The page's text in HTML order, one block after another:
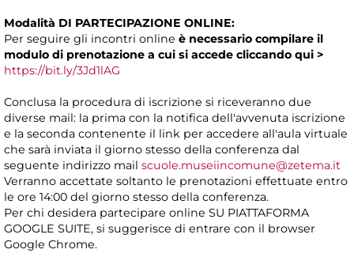
Modalità DI PARTECIPAZIONE ONLINE:
Per seguire gli incontri online è necessario compilare il
modulo di prenotazione a cui si accede cliccando qui >
https://bit.ly/3Jd1lAG
Conclusa la procedura di iscrizione si riceveranno due
diverse mail: la prima con la notifica dell'avvenuta iscrizione
e la seconda contenente il link per accedere all'aula virtuale
che sarà inviata il giorno stesso della conferenza dal
seguente indirizzo mail scuole.museiincomune@zetema.it
Verranno accettate soltanto le prenotazioni effettuate entro
le ore 14:00 del giorno stesso della conferenza.
Per chi desidera partecipare online SU PIATTAFORMA
GOOGLE SUITE, si suggerisce di entrare con il browser
Google Chrome.